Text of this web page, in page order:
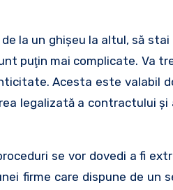
la un ghişeu la altul, să stai
puţin mai complicate. Va
Acesta este valabil
legalizată a contractului şi
se vor dovedi a fi
firme care dispune de un